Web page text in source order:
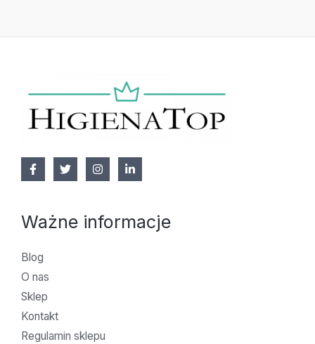
Ważne informacje
Blog
O nas
Sklep
Kontakt
Regulamin sklepu